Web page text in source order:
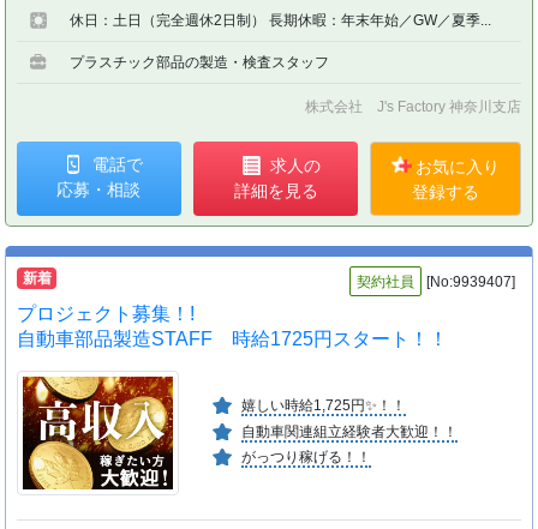
休日：土日（完全週休2日制） 長期休暇：年末年始／GW／夏季...
プラスチック部品の製造・検査スタッフ
株式会社 J's Factory 神奈川支店
電話で
応募・相談
求人の
詳細を見る
お気に入り
登録する
新着 契約社員 [No:9939407]
プロジェクト募集！!
自動車部品製造STAFF 時給1725円スタート！！
嬉しい時給1,725円✨！！
自動車関連組立経験者大歓迎！！
がっつり稼げる！！